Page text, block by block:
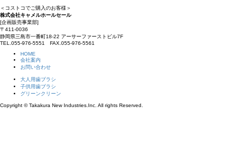
＜コストコでご購入のお客様＞
株式会社キャメルホールセール
[企画販売事業部]
〒411-0036
静岡県三島市一番町18-22 アーサーファーストビル7F
TEL.055-976-5551 FAX.055-976-5561
HOME
会社案内
お問い合わせ
大人用歯ブラシ
子供用歯ブラシ
グリーンクリーン
Copyright © Takakura New Industries.Inc. All rights Reserved.